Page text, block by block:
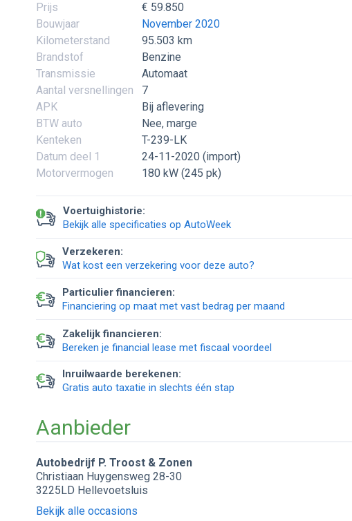
Prijs
€ 59.850
Bouwjaar
November 2020
Kilometerstand
95.503 km
Brandstof
Benzine
Transmissie
Automaat
Aantal versnellingen
7
APK
Bij aflevering
BTW auto
Nee, marge
Kenteken
T-239-LK
Datum deel 1
24-11-2020 (import)
Motorvermogen
180 kW (245 pk)
Voertuighistorie:
Bekijk alle specificaties op AutoWeek
Verzekeren:
Wat kost een verzekering voor deze auto?
Particulier financieren:
Financiering op maat met vast bedrag per maand
Zakelijk financieren:
Bereken je financial lease met fiscaal voordeel
Inruilwaarde berekenen:
Gratis auto taxatie in slechts één stap
Aanbieder
Autobedrijf P. Troost & Zonen
Christiaan Huygensweg 28-30
3225LD Hellevoetsluis
Bekijk alle occasions